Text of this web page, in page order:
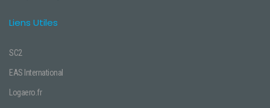
Liens Utiles
SC2
EAS International
Logaero.fr